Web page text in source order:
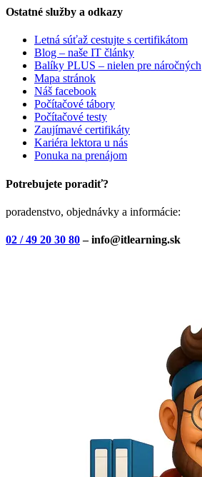
Ostatné služby a odkazy
Letná súťaž cestujte s certifikátom
Blog – naše IT články
Balíky PLUS – nielen pre náročných
Mapa stránok
Náš facebook
Počítačové tábory
Počítačové testy
Zaujímavé certifikáty
Kariéra lektora u nás
Ponuka na prenájom
Potrebujete poradiť?
poradenstvo, objednávky a informácie:
02 / 49 20 30 80– info@itlearning.sk